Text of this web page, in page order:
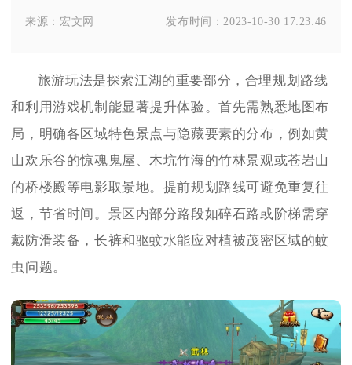
来源： 宏文网 发布时间： 2023-10-30 17:23:46
旅游玩法是探索江湖的重要部分，合理规划路线
和利用游戏机制能显著提升体验。首先需熟悉地图布
局，明确各区域特色景点与隐藏要素的分布，例如黄
山欢乐谷的惊魂鬼屋、木坑竹海的竹林景观或苍岩山
的桥楼殿等电影取景地。提前规划路线可避免重复往
返，节省时间。景区内部分路段如碎石路或阶梯需穿
戴防滑装备，长裤和驱蚊水能应对植被茂密区域的蚊
虫问题。